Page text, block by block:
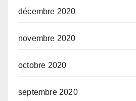
décembre 2020
novembre 2020
octobre 2020
septembre 2020